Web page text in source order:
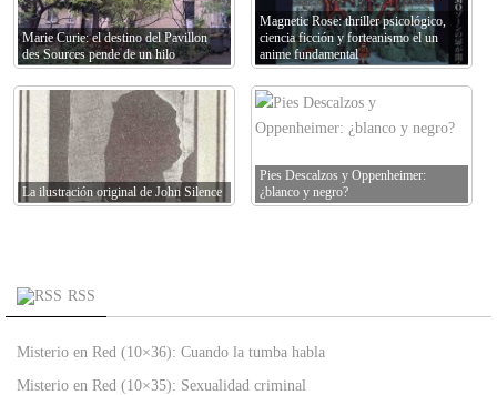
Marie Curie: el destino del Pavillon
des Sources pende de un hilo
Magnetic Rose: thriller psicológico,
ciencia ficción y forteanismo el un
anime fundamental
La ilustración original de John Silence
Pies Descalzos y Oppenheimer:
¿blanco y negro?
RSS
Misterio en Red (10×36): Cuando la tumba habla
Misterio en Red (10×35): Sexualidad criminal